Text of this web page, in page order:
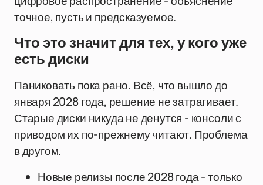
точное, пусть и предсказуемое.
Что это значит для тех, у кого уже
есть диски
Паниковать пока рано. Всё, что вышло до
января 2028 года, решение не затрагивает.
Старые диски никуда не денутся - консоли с
приводом их по-прежнему читают. Проблема
в другом.
Новые релизы после 2028 года - только